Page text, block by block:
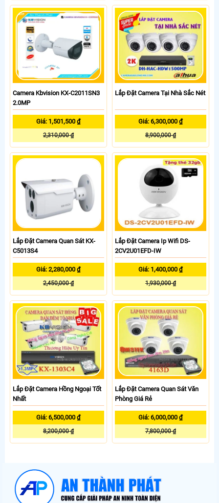
Camera Kbvision KX-C2011SN3
2.0MP
Giá: 1,501,500 ₫
2,310,000 ₫
Lắp Đặt Camera Tại Nhà Sắc Nét
Giá: 6,300,000 ₫
8,900,000 ₫
Lắp Đặt Camera Quan Sát KX-
C5013S4
Giá: 2,280,000 ₫
2,450,000 ₫
Lắp Đặt Camera Ip Wifi DS-
2CV2U01EFD-IW
Giá: 1,400,000 ₫
1,930,000 ₫
Lắp Đặt Camera Hồng Ngoại Tốt
Nhất
Giá: 6,500,000 ₫
8,200,000 ₫
Lắp Đặt Camera Quan Sát Văn
Phòng Giá Rẻ
Giá: 6,000,000 ₫
7,800,000 ₫